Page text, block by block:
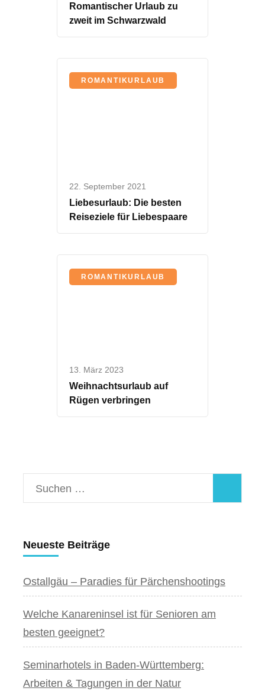
Romantischer Urlaub zu
zweit im Schwarzwald
ROMANTIKURLAUB
22. September 2021
Liebesurlaub: Die besten
Reiseziele für Liebespaare
ROMANTIKURLAUB
13. März 2023
Weihnachtsurlaub auf
Rügen verbringen
Suchen
nach:
Neueste Beiträge
Ostallgäu – Paradies für Pärchenshootings
Welche Kanareninsel ist für Senioren am
besten geeignet?
Seminarhotels in Baden-Württemberg:
Arbeiten & Tagungen in der Natur